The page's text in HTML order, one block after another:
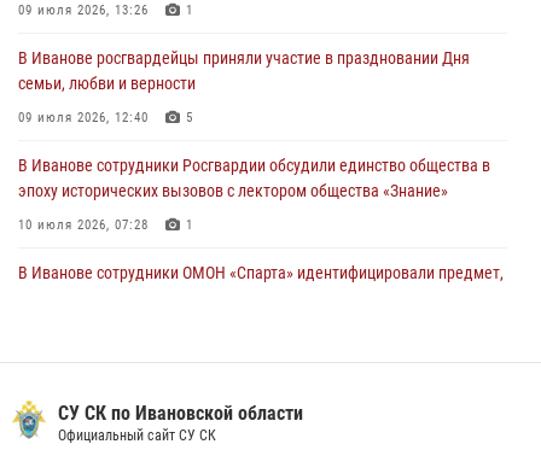
празднования Дня Крещения Руси
09 июля 2026, 13:26 1
В Иванове росгвардейцы приняли участие в праздновании Дня
семьи, любви и верности
09 июля 2026, 12:40 5
В Иванове сотрудники Росгвардии обсудили единство общества в
эпоху исторических вызовов с лектором общества «Знание»
10 июля 2026, 07:28 1
В Иванове сотрудники ОМОН «Спарта» идентифицировали предмет,
более 250 единиц оружия
08 июля 2026, 09:39
СУ СК по Ивановской области
Официальный сайт СУ СК